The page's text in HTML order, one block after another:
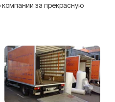
за прекрасную